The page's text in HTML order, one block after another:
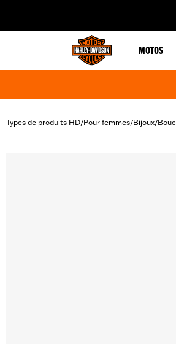
MOTOS
Types de produits HD/Pour femmes/Bijoux/